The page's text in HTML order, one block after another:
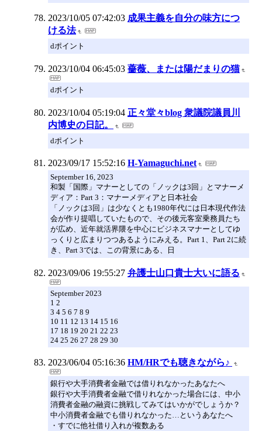
2023/10/05 07:42:03 成果主義を自分の味方につ
ける法
dポイント
2023/10/04 06:45:03 薔薇、または陽だまりの猫
dポイント
2023/10/04 05:19:04 正々堂々blog 衆議院議員川
内博史の日記。
dポイント
2023/09/17 15:52:16 H-Yamaguchi.net
September 16, 2023
和製「国際」マナーとしての「ノックは3回」とマナーメ
ディア：Part 3：マナーメディアと日本社会
「ノックは3回」は少なくとも1980年代には日本現代作法
会が作り提唱していたもので、その後元客室乗務員たち
が広め、近年就活界隈を中心にビジネスマナーとしてゆ
っくりと広まりつつあるようにみえる。Part 1、Part 2に続
き、Part 3では、この背景にある、日
2023/09/06 19:55:27 弁護士山口貴士大いに語る
September 2023
1 2
3 4 5 6 7 8 9
10 11 12 13 14 15 16
17 18 19 20 21 22 23
24 25 26 27 28 29 30
2023/06/04 05:16:36 HM/HRでも聴きながら♪
銀行や大手消費者金融では借りれなかったあなたへ
銀行や大手消費者金融で借りれなかった場合には、中小
消費者金融の融資に挑戦してみてはいかがでしょうか？
中小消費者金融でも借りれなかった…というあなたへ
・すでに他社借り入れが複数ある